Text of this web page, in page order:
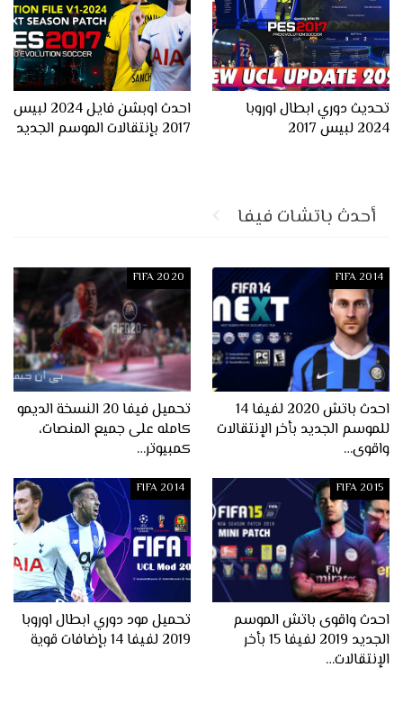
تحديث دوري ابطال اوروبا
2024 لبيس 2017
احدث اوبشن فايل 2024 لبيس
2017 بإنتقالات الموسم الجديد
أحدث باتشات فيفا
FIFA 2014
احدث باتش 2020 لفيفا 14
للموسم الجديد بأخر الإنتقالات
واقوى…
FIFA 2020
تحميل فيفا 20 النسخة الديمو
كامله على جميع المنصات،
كمبيوتر…
FIFA 2015
احدث واقوى باتش الموسم
الجديد 2019 لفيفا 15 بأخر
الإنتقالات…
FIFA 2014
تحميل مود دوري ابطال اوروبا
2019 لفيفا 14 بإضافات قوية